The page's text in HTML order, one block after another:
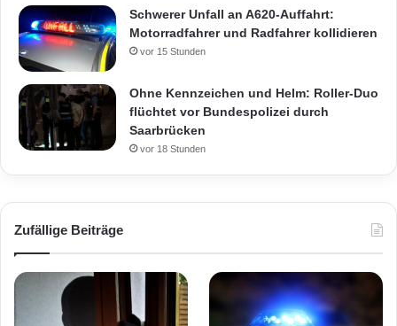
Schwerer Unfall an A620-Auffahrt:
Motorradfahrer und Radfahrer kollidieren
vor 15 Stunden
Ohne Kennzeichen und Helm: Roller-Duo
flüchtet vor Bundespolizei durch
Saarbrücken
vor 18 Stunden
Zufällige Beiträge